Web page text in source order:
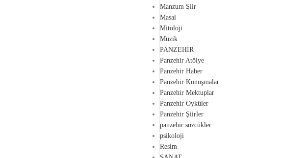
Manzum Şiir
Masal
Mitoloji
Müzik
PANZEHİR
Panzehir Atölye
Panzehir Haber
Panzehir Konuşmalar
Panzehir Mektuplar
Panzehir Öyküler
Panzehir Şiirler
panzehir sözcükler
psikoloji
Resim